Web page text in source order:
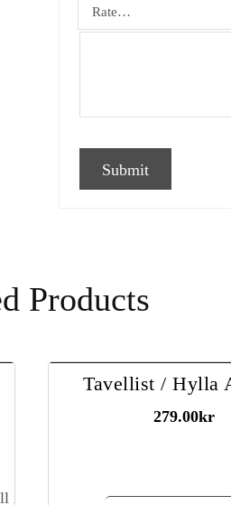
Products
i
Tavellist / Hylla
279.00kr